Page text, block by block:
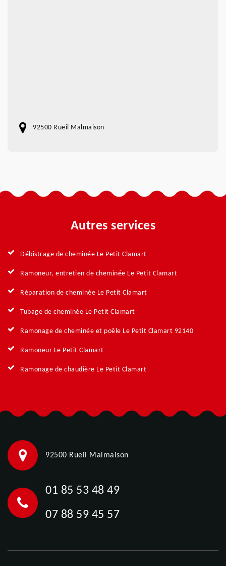
92500 Rueil Malmaison
Autres services
Débistrage de cheminée Le Petit Clamart
Ramoneur, entretien de cheminée Le Petit Clamart
Réparation de cheminée Le Petit Clamart
Tubage de cheminée Le Petit Clamart
Ramonage de cheminée et poêle Le Petit Clamart 92140
Ramoneur Le Petit Clamart
Ramonage de chaudière Le Petit Clamart
92500 Rueil Malmaison
01 85 53 48 49
07 88 59 45 57